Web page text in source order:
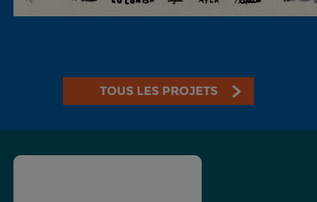
TOUS LES PROJETS